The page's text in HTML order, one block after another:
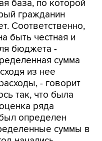
база, по которой
гражданин
Соответственно,
быть честная и
бюджета -
сумма
из нее
- говорит
так, что была
ряда
определен
суммы в